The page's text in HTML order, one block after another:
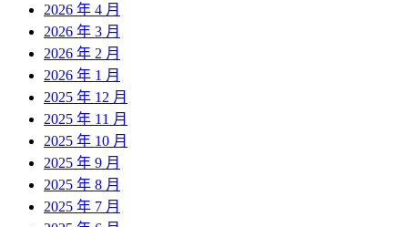
2026 年 4 月
2026 年 3 月
2026 年 2 月
2026 年 1 月
2025 年 12 月
2025 年 11 月
2025 年 10 月
2025 年 9 月
2025 年 8 月
2025 年 7 月